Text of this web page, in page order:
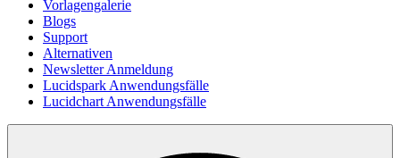
Vorlagengalerie
Blogs
Support
Alternativen
Newsletter Anmeldung
Lucidspark Anwendungsfälle
Lucidchart Anwendungsfälle